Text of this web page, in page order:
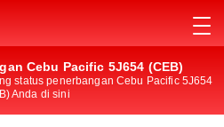
Cebu Pacific 5J654 (CEB)
status penerbangan Cebu Pacific 5J654
Anda di sini